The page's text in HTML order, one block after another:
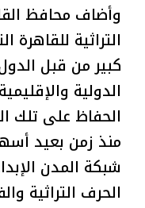
وأضاف محافظ
التراثية
كبير من قبل
الدولية
الحفاظ على تلك
منذ زمن بعيد
شبكة المدن
الحرف التراثية